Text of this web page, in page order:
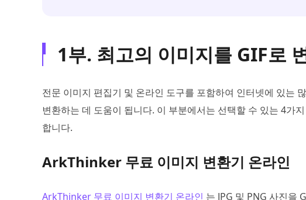
1부. 최고의 이미지를 GIF로
전문 이미지 편집기 및 온라인 도구를 포함하여 인터넷에 있는
변환하는 데 도움이 됩니다. 이 부분에서는 선택할 수 있는 4가
합니다.
ArkThinker 무료 이미지 변환기 온라인
ArkThinker 무료 이미지 변환기 온라인 는 JPG 및 PNG 사진을